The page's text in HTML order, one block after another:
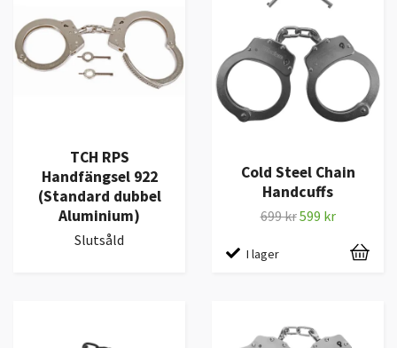
TCH RPS
Handfängsel 922
(Standard dubbel
Aluminium)
Slutsåld
Cold Steel Chain
Handcuffs
699 kr599 kr
I lager